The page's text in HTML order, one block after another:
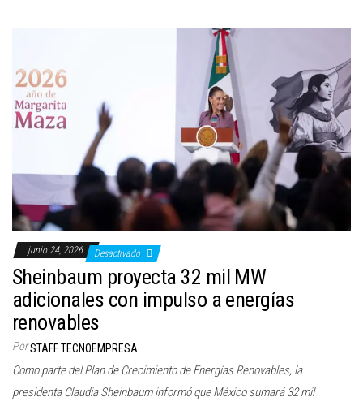
junio 24, 2026 Desactivado
Sheinbaum proyecta 32 mil MW
adicionales con impulso a energías
renovables
PorSTAFF TECNOEMPRESA
Como parte del Plan de Crecimiento de Energías Renovables, la
presidenta Claudia Sheinbaum informó que México sumará 32 mil